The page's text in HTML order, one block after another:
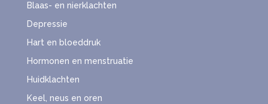
Blaas- en nierklachten
Depressie
Hart en bloeddruk
Hormonen en menstruatie
Huidklachten
Keel, neus en oren